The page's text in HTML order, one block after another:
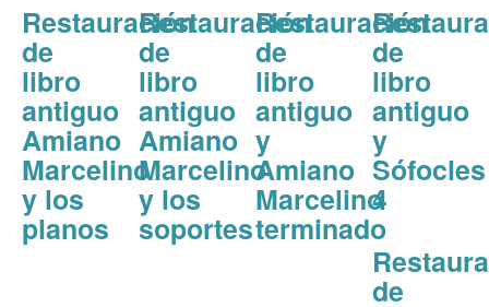
Restauración
de
libro
antiguo
Amiano
Marcelino
y los
planos
Restauración
de
libro
antiguo
Amiano
Marcelino
y los
soportes
Restauración
de
libro
antiguo
y
Amiano
Marcelino
terminado
de
libro
antiguo
y
Sófocles
4
de